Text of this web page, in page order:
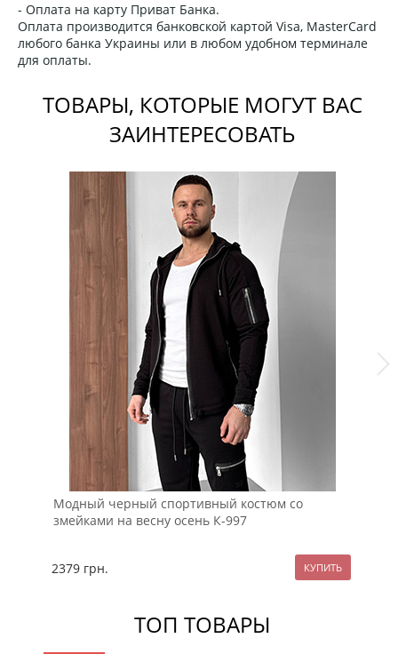
- Оплата на карту Приват Банка.
Оплата производится банковской картой Visa, MasterCard
любого банка Украины или в любом удобном терминале
для оплаты.
ТОВАРЫ, КОТОРЫЕ МОГУТ ВАС
ЗАИНТЕРЕСОВАТЬ
Модный черный спортивный костюм со
змейками на весну осень К-997
2379 грн.
ТОП ТОВАРЫ